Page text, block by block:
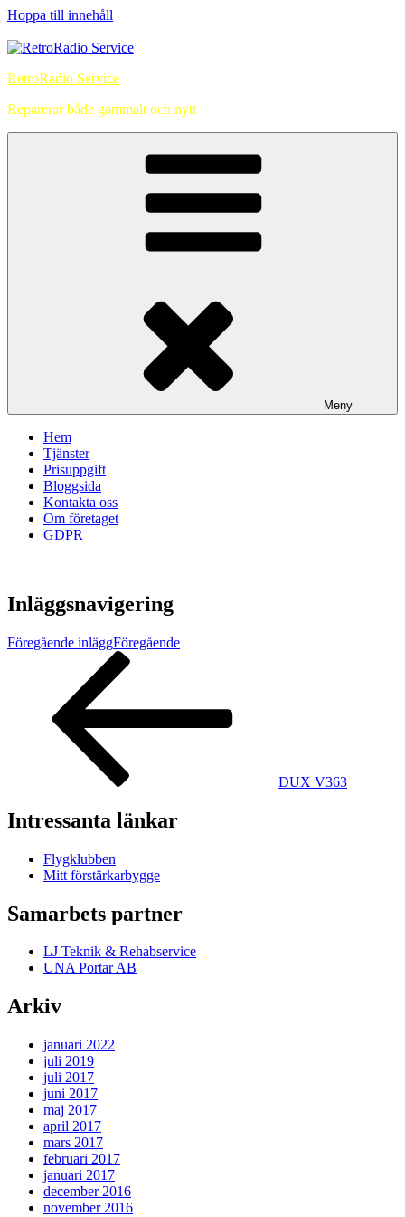
Hoppa till innehåll
RetroRadio Service
Reparerar både gammalt och nytt
Meny
Hem
Tjänster
Prisuppgift
Bloggsida
Kontakta oss
Om företaget
GDPR
Inläggsnavigering
Föregående inläggFöregående
DUX V363
Intressanta länkar
Flygklubben
Mitt förstärkarbygge
Samarbets partner
LJ Teknik & Rehabservice
UNA Portar AB
Arkiv
januari 2022
juli 2019
juli 2017
juni 2017
maj 2017
april 2017
mars 2017
februari 2017
januari 2017
december 2016
november 2016